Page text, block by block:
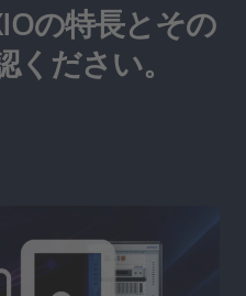
の特長とその
ださい。